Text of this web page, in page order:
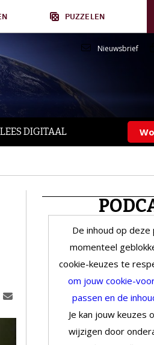
PUZZELEN
Nieuwsbrief
LEES DIGITAAL
De inhoud op
momenteel
cookie-keuzes te
om jouw cookie-
passen en de
Je kan jouw keuzes
wijzigen door